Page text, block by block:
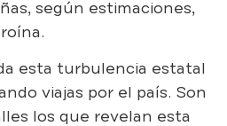
según estimaciones,
esta turbulencia estatal
viajas por el país. Son
los que revelan esta